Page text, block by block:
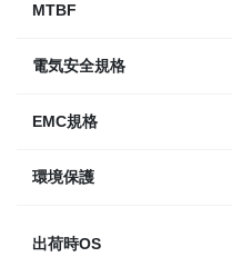
MTBF
電気安全規格
EMC規格
環境保護
出荷時OS